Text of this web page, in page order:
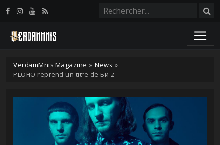
VerdamMnis Magazine » News »
PLOHO reprend un titre de Би-2
Panneau de gestion des cookies